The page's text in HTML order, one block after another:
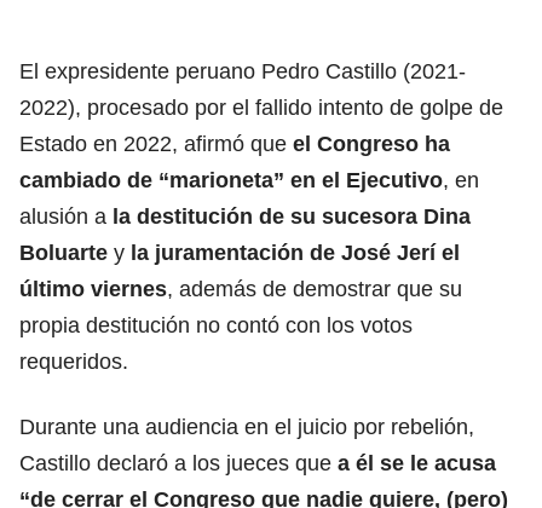
El expresidente peruano Pedro Castillo (2021-
2022), procesado por el fallido intento de golpe de
Estado en 2022, afirmó que el Congreso ha
cambiado de “marioneta” en el Ejecutivo, en
alusión a la destitución de su sucesora Dina
Boluarte y la juramentación de José Jerí el
último viernes, además de demostrar que su
propia destitución no contó con los votos
requeridos.
Durante una audiencia en el juicio por rebelión,
Castillo declaró a los jueces que a él se le acusa
“de cerrar el Congreso que nadie quiere, (pero)